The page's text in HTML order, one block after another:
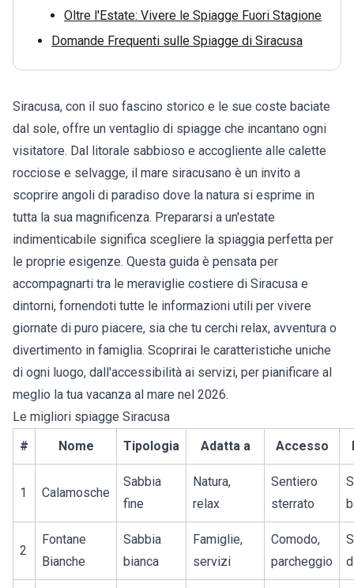
Oltre l'Estate: Vivere le Spiagge Fuori Stagione
Domande Frequenti sulle Spiagge di Siracusa
Siracusa, con il suo fascino storico e le sue coste baciate
dal sole, offre un ventaglio di spiagge che incantano ogni
visitatore. Dal litorale sabbioso e accogliente alle calette
rocciose e selvagge, il mare siracusano è un invito a
scoprire angoli di paradiso dove la natura si esprime in
tutta la sua magnificenza. Prepararsi a un'estate
indimenticabile significa scegliere la spiaggia perfetta per
le proprie esigenze. Questa guida è pensata per
accompagnarti tra le meraviglie costiere di Siracusa e
dintorni, fornendoti tutte le informazioni utili per vivere
giornate di puro piacere, sia che tu cerchi relax, avventura o
divertimento in famiglia. Scoprirai le caratteristiche uniche
di ogni luogo, dall'accessibilità ai servizi, per pianificare al
meglio la tua vacanza al mare nel 2026.
Le migliori spiagge Siracusa
#
Nome Tipologia Adatta a Accesso
1 Calamosche
Sabbia
fine
Natura,
relax
Sentiero
sterrato
2
Fontane
Bianche
Sabbia
bianca
Famiglie,
servizi
Comodo,
parcheggio